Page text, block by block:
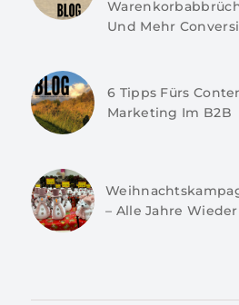
Und Mehr
6 Tipps Fürs
Marketing Im B2B
– Alle Jahre Wieder